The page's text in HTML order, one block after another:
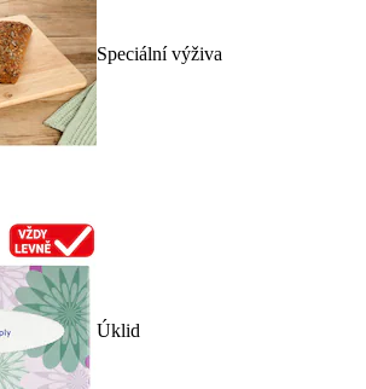
Speciální výživa
Úklid